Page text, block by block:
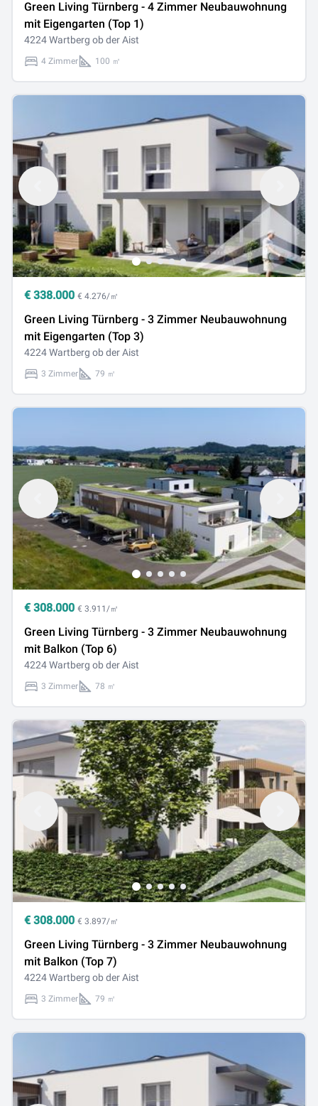
Green Living Türnberg - 4 Zimmer Neubauwohnung
mit Eigengarten (Top 1)
4224 Wartberg ob der Aist
4 Zimmer 100 ㎡
€ 338.000 € 4.276/㎡
Green Living Türnberg - 3 Zimmer Neubauwohnung
mit Eigengarten (Top 3)
4224 Wartberg ob der Aist
3 Zimmer 79 ㎡
€ 308.000 € 3.911/㎡
Green Living Türnberg - 3 Zimmer Neubauwohnung
mit Balkon (Top 6)
4224 Wartberg ob der Aist
3 Zimmer 78 ㎡
€ 308.000 € 3.897/㎡
Green Living Türnberg - 3 Zimmer Neubauwohnung
mit Balkon (Top 7)
4224 Wartberg ob der Aist
3 Zimmer 79 ㎡